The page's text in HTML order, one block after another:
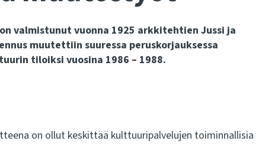
valmistunut vuonna 1925 arkkitehtien Jussi ja
muutettiin suuressa peruskorjauksessa
tiloiksi vuosina 1986 – 1988.
on ollut keskittää kulttuuripalvelujen toiminnallisia